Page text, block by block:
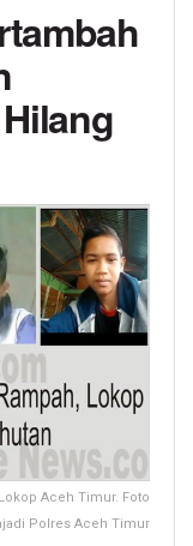
Aceh Timur. Foto
Polres Aceh Timur